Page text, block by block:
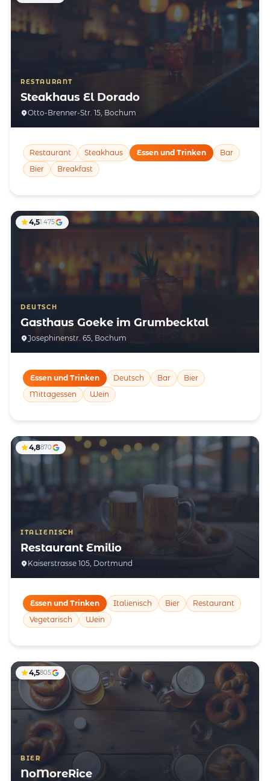
RESTAURANT
Steakhaus El Dorado
Otto-Brenner-Str. 15, Bochum
Restaurant Steakhaus Essen und Trinken
Bar
Bier
Breakfast
DEUTSCH
Gasthaus Goeke im Grumbecktal
Josephinenstr. 65, Bochum
4,51.475
Essen und Trinken Deutsch Bar
Bier
Mittagessen
Wein
ITALIENISCH
Restaurant Emilio
Kaiserstrasse 105, Dortmund
4,8870
Essen und Trinken Italienisch Bier
Restaurant
Vegetarisch
Wein
BIER
NoMoreRice
4,5805